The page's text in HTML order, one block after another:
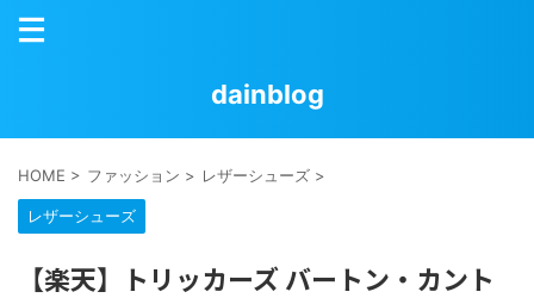
dainblog
HOME > ファッション > レザーシューズ >
レザーシューズ
【楽天】トリッカーズ バートン・カント